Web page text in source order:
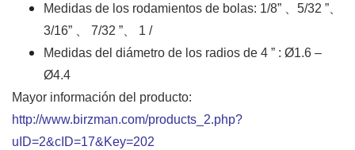
Medidas de los rodamientos de bolas: 1/8” 、5/32 ”、
3/16” 、 7/32 ”、 1 /
Medidas del diámetro de los radios de 4 ” : Ø1.6 –
Ø4.4
Mayor información del producto:
http://www.birzman.com/products_2.php?
uID=2&cID=17&Key=202